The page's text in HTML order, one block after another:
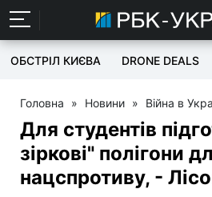
ОБСТРІЛ КИЄВА DRONE DEALS
Головна » Новини » Війна в
Для студентів
зіркові" полігони
нацспротиву, -